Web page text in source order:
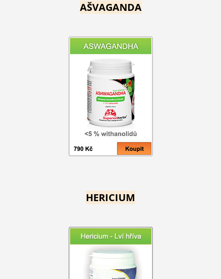
AŠVAGANDA
HERICIUM